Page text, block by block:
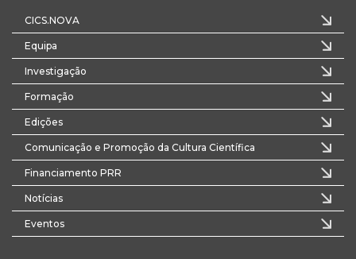
CICS.NOVA
Equipa
Investigação
Formação
Edições
Comunicação e Promoção da Cultura Científica
Financiamento PRR
Notícias
Eventos